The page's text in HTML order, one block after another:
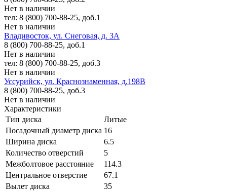
Нет в наличии
тел: 8 (800) 700-88-25, доб.1
Нет в наличии
Владивосток, ул. Снеговая, д. 3А
8 (800) 700-88-25, доб.1
Нет в наличии
тел: 8 (800) 700-88-25, доб.3
Нет в наличии
Уссурийск, ул. Краснознаменная, д.198В
8 (800) 700-88-25, доб.3
Нет в наличии
Характеристики
Тип диска
Литые
Посадочный диаметр диска 16
Ширина диска
6.5
Количество отверстий
5
Межболтовое расстояние
114.3
Центральное отверстие
67.1
Вылет диска
35